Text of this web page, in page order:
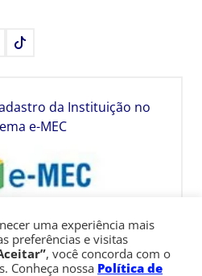
da Instituição no
e-MEC
uma experiência mais
preferências e visitas
, você concorda com o
Conheça nossa Política de